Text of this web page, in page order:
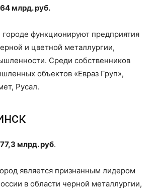
млрд. руб.
городе функционируют предприятия
и цветной металлургии,
Среди собственников
объектов «Евраз Груп»,
Русал.
млрд. руб.
является признанным лидером
в области черной металлургии,